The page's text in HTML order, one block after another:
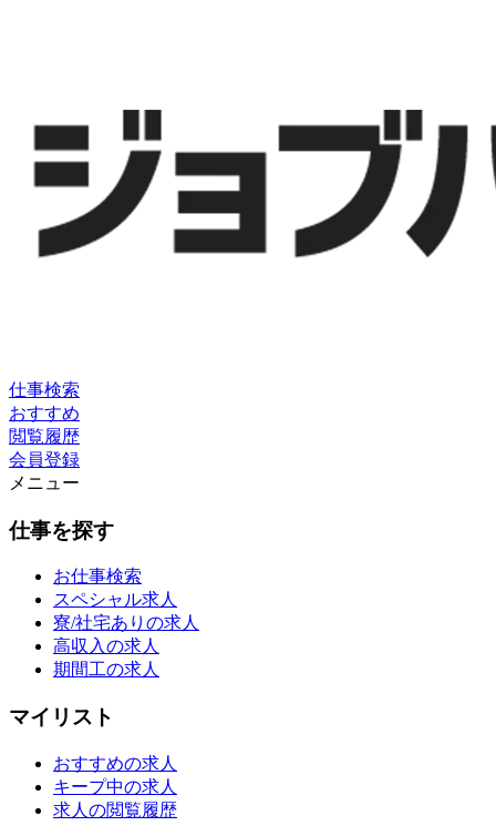
仕事検索
おすすめ
閲覧履歴
会員登録
メニュー
仕事を探す
お仕事検索
スペシャル求人
寮/社宅ありの求人
高収入の求人
期間工の求人
マイリスト
おすすめの求人
キープ中の求人
求人の閲覧履歴